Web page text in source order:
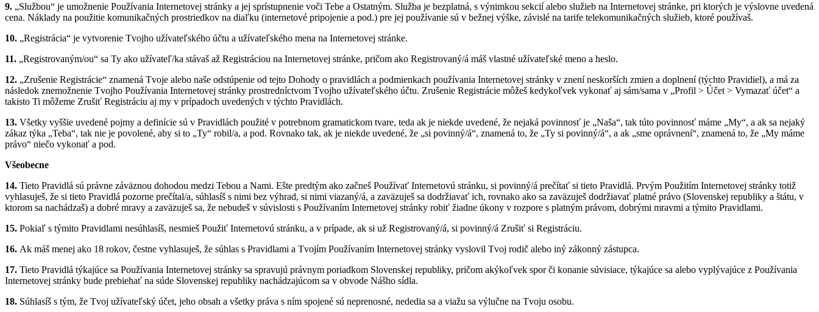
9. „Službou“ je umožnenie Používania Internetovej stránky a jej sprístupnenie voči Tebe a Ostatným. Služba je bezplatná, s výnimkou sekcií alebo služieb na Internetovej stránke, pri ktorých je výslovne uvedená
cena. Náklady na použitie komunikačných prostriedkov na diaľku (internetové pripojenie a pod.) pre jej používanie sú v bežnej výške, závislé na tarife telekomunikačných služieb, ktoré používaš.
10. „Registrácia“ je vytvorenie Tvojho užívateľského účtu a užívateľského mena na Internetovej stránke.
11. „Registrovaným/ou“ sa Ty ako užívateľ/ka stávaš až Registráciou na Internetovej stránke, pričom ako Registrovaný/á máš vlastné užívateľské meno a heslo.
12. „Zrušenie Registrácie“ znamená Tvoje alebo naše odstúpenie od tejto Dohody o pravidlách a podmienkach používania Internetovej stránky v znení neskorších zmien a doplnení (týchto Pravidiel), a má za
následok znemožnenie Tvojho Používania Internetovej stránky prostredníctvom Tvojho užívateľského účtu. Zrušenie Registrácie môžeš kedykoľvek vykonať aj sám/sama v „Profil > Účet > Vymazať účet“ a
takisto Ti môžeme Zrušiť Registráciu aj my v prípadoch uvedených v týchto Pravidlách.
13. Všetky vyššie uvedené pojmy a definície sú v Pravidlách použité v potrebnom gramatickom tvare, teda ak je niekde uvedené, že nejaká povinnosť je „Naša“, tak túto povinnosť máme „My“, a ak sa nejaký
zákaz týka „Teba“, tak nie je povolené, aby si to „Ty“ robil/a, a pod. Rovnako tak, ak je niekde uvedené, že „si povinný/á“, znamená to, že „Ty si povinný/á“, a ak „sme oprávnení“, znamená to, že „My máme
právo“ niečo vykonať a pod.
Všeobecne
14. Tieto Pravidlá sú právne záväznou dohodou medzi Tebou a Nami. Ešte predtým ako začneš Používať Internetovú stránku, si povinný/á prečítať si tieto Pravidlá. Prvým Použitím Internetovej stránky totiž
vyhlasuješ, že si tieto Pravidlá pozorne prečítal/a, súhlasíš s nimi bez výhrad, si nimi viazaný/á, a zaväzuješ sa dodržiavať ich, rovnako ako sa zaväzuješ dodržiavať platné právo (Slovenskej republiky a štátu, v
ktorom sa nachádzaš) a dobré mravy a zaväzuješ sa, že nebudeš v súvislosti s Používaním Internetovej stránky robiť žiadne úkony v rozpore s platným právom, dobrými mravmi a týmito Pravidlami.
15. Pokiaľ s týmito Pravidlami nesúhlasíš, nesmieš Použiť Internetovú stránku, a v prípade, ak si už Registrovaný/á, si povinný/á Zrušiť si Registráciu.
16. Ak máš menej ako 18 rokov, čestne vyhlasuješ, že súhlas s Pravidlami a Tvojím Používaním Internetovej stránky vyslovil Tvoj rodič alebo iný zákonný zástupca.
17. Tieto Pravidlá týkajúce sa Používania Internetovej stránky sa spravujú právnym poriadkom Slovenskej republiky, pričom akýkoľvek spor či konanie súvisiace, týkajúce sa alebo vyplývajúce z Používania
Internetovej stránky bude prebiehať na súde Slovenskej republiky nachádzajúcom sa v obvode Nášho sídla.
18. Súhlasíš s tým, že Tvoj užívateľský účet, jeho obsah a všetky práva s ním spojené sú neprenosné, nededia sa a viažu sa výlučne na Tvoju osobu.